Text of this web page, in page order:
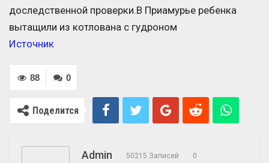
доследственной проверки.В Приамурье ребенка
вытащили из котлована с гудроном
Источник
0
88
Поделится
Admin 50215 Записей 0